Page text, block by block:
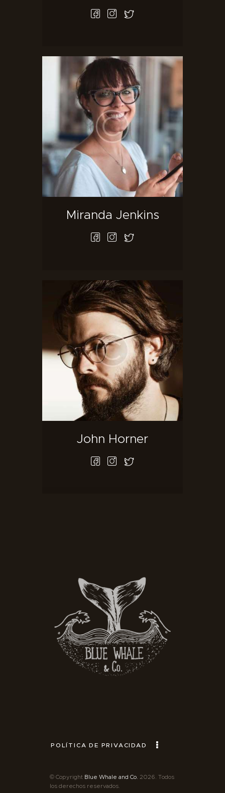
Miranda Jenkins
John Horner
POLÍTICA DE PRIVACIDAD
© Copyright Blue Whale and Co. 2026. Todos
los derechos reservados.